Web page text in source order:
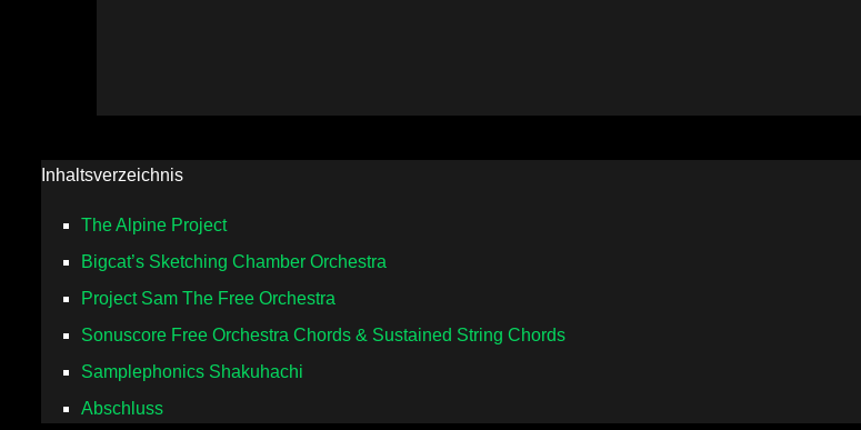
Inhaltsverzeichnis
The Alpine Project
Bigcat’s Sketching Chamber Orchestra
Project Sam The Free Orchestra
Sonuscore Free Orchestra Chords & Sustained String Chords
Samplephonics Shakuhachi
Abschluss